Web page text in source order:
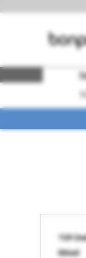
TOP-
Rõivad